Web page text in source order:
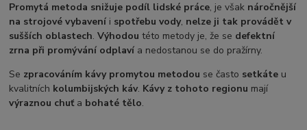
Promytá metoda snižuje podíl lidské práce, je však náročnější
na strojové vybavení i spotřebu vody, nelze ji tak provádět v
sušších oblastech.Výhodou této metody je, že se defektní
zrna při promývání odplaví a nedostanou se do pražírny.
Se zpracováním kávy promytou metodou se často setkáte u
kvalitních kolumbijských káv. Kávy z tohoto regionu mají
výraznou chuťa bohaté tělo.